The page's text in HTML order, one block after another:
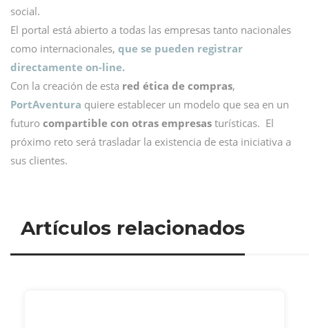
social.
El portal está abierto a todas las empresas tanto nacionales
como internacionales, que se pueden registrar
directamente on-line.
Con la creación de esta red ética de compras,
PortAventura quiere establecer un modelo que sea en un
futuro compartible con otras empresas turísticas. El
próximo reto será trasladar la existencia de esta iniciativa a
sus clientes.
Artículos relacionados